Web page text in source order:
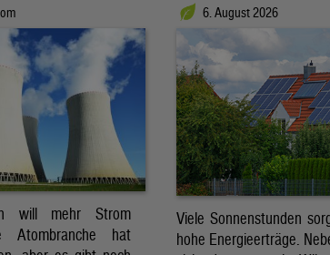
will mehr Strom
Atombranche hat
6. August 2026
Viele Sonnenstunden
hohe Energieerträge.